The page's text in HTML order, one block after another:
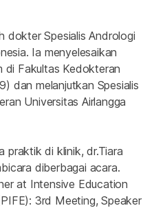
dokter Spesialis Andrologi
Ia menyelesaikan
di Fakultas Kedokteran
dan melanjutkan Spesialis
Universitas Airlangga
praktik di klinik, dr.Tiara
diberbagai acara.
at Intensive Education
3rd Meeting, Speaker